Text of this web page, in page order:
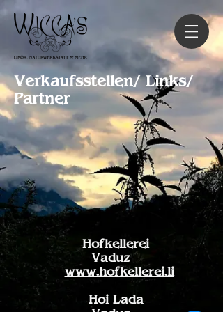
Verkaufsstellen/ Links/
Partner
Hofkellerei
Vaduz
www.hofkellerei.li
Hoi Lada